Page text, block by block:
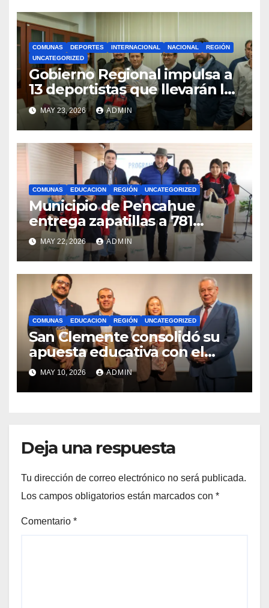
COMUNAS DEPORTES INTERNACIONAL NACIONAL
REGIÓN
UNCATEGORIZED
Gobierno Regional impulsa a
13 deportistas que llevarán la
bandera maulina a
competencias
internacionales
MAY 23, 2026 ADMIN
COMUNAS EDUCACION REGIÓN UNCATEGORIZED
Municipio de Pencahue
entrega zapatillas a 781
estudiantes con recursos del
Royalty Minero
MAY 22, 2026 ADMIN
COMUNAS EDUCACION REGIÓN UNCATEGORIZED
San Clemente consolidó su
apuesta educativa con el
lanzamiento del
Preuniversitario Brotes 2026
MAY 10, 2026 ADMIN
Deja una respuesta
Tu dirección de correo electrónico no será publicada.
Los campos obligatorios están marcados con *
Comentario *